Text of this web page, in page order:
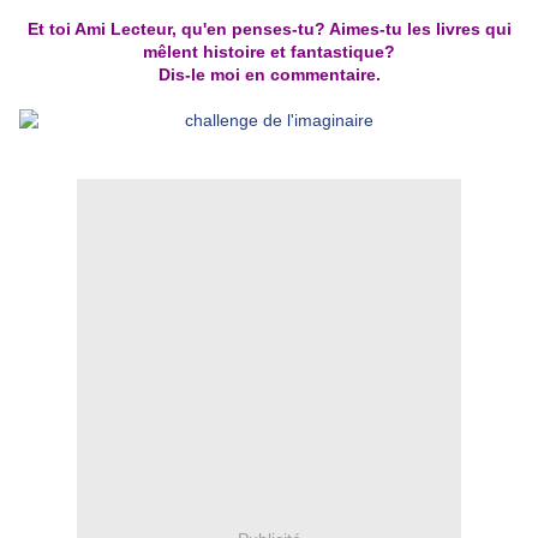
Et toi Ami Lecteur, qu'en penses-tu? Aimes-tu les livres qui
mêlent histoire et fantastique?
Dis-le moi en commentaire.